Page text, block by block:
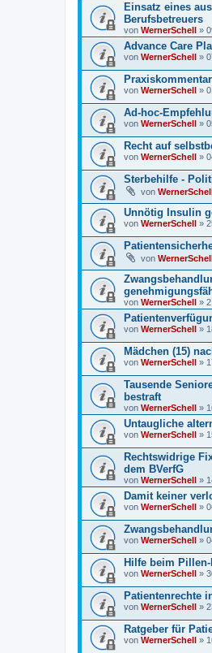
Einsatz eines
Berufsbetreuers
von WernerSchell »
Advance Care
von WernerSchell »
von WernerSchell »
Ad-hoc-
von WernerSchell »
Recht auf
von WernerSchell »
Sterbehilfe -
von
Unnötig Insulin
von WernerSchell »
von
von WernerSchell »
von WernerSchell »
Mädchen (15)
von WernerSchell »
Tausende
bestraft
von WernerSchell »
Untaugliche
von WernerSchell »
Rechtswidrige
dem BVerfG
von WernerSchell »
Damit keiner
von WernerSchell »
von WernerSchell »
Hilfe beim
von WernerSchell »
Patientenrechte
von WernerSchell »
Ratgeber für
von WernerSchell »